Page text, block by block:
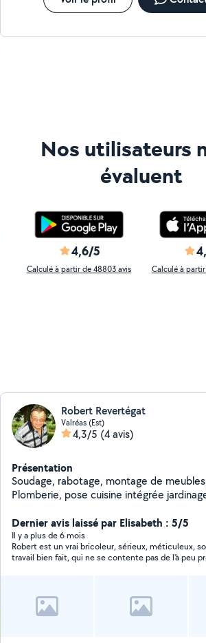
Nos utilisateurs
évaluent
4,6/5
Calculé à partir de 48803 avis Calculé à
Robert Revertégat
Valréas (Est)
4,3/5 (4 avis)
Présentation
Soudage, rabotage, montage de
Plomberie, pose cuisine intégrée
petits transports; réparations en tous
toujours une solution, a un problème.
Dernier avis laissé par Elisabeth : 5/5
Il y a plus de 6 mois
Robert est un vrai bricoleur, sérieux, méticuleux, soucieux du
travail bien fait, qui ne se contente pas de l'à peu